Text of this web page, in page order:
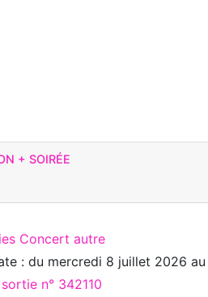
+ SOIRÉE
Concert autre
: du mercredi 8 juillet 2026 au
n° 342110